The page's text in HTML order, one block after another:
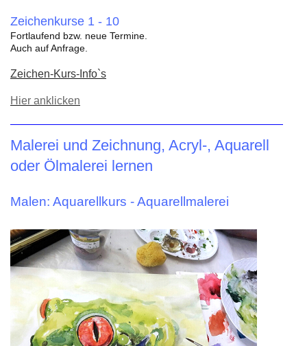
Zeichenkurse 1 - 10
Fortlaufend bzw. neue Termine.
Auch auf Anfrage.
Zeichen-Kurs-Info`s
Hier anklicken
Malerei und Zeichnung, Acryl-, Aquarell
oder Ölmalerei lernen
Malen: Aquarellkurs - Aquarellmalerei